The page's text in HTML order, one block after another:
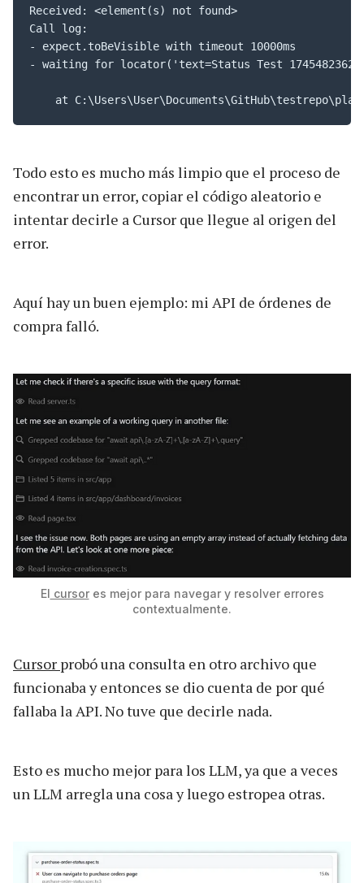
Received: <element(s) not found>
Call log:
- expect.toBeVisible with timeout 10000ms
- waiting for locator('text=Status Test
Todo esto es mucho más limpio que el proceso de
encontrar un error, copiar el código aleatorio e
intentar decirle a Cursor que llegue al origen del
error.
Aquí hay un buen ejemplo: mi API de órdenes de
compra falló.
El cursores mejor para navegar y resolver errores
contextualmente.
Cursor probó una consulta en otro archivo que
funcionaba y entonces se dio cuenta de por qué
fallaba la API. No tuve que decirle nada.
Esto es mucho mejor para los LLM, ya que a veces
un LLM arregla una cosa y luego estropea otras.